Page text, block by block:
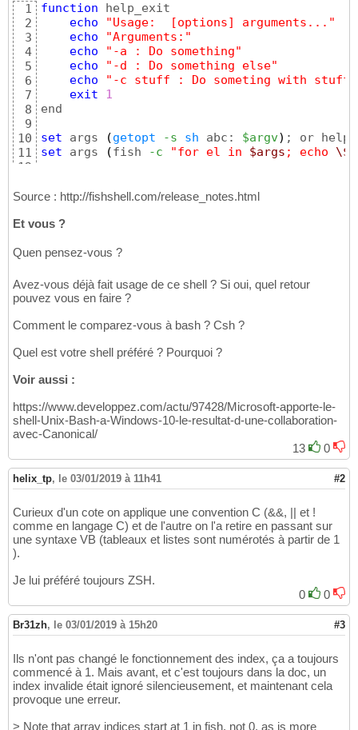
1
2
3
4
5
6
7
8
9
10
11
12
14
16
18
20
21
23
25
27
29
30
31
33
function help_exit
echo
"Usage:  [options] arguments..."
echo
"Arguments:"
echo
"-a : Do something"
echo
"-d : Do something else"
echo
"-c stuff : Do someting with stuff"
exit
1
end
set args (getopt -s sh abc: $argv)
set args (fish -c "for el in $args ; echo \$
while true
case
case "-c"
set
case "--"
    end
if math "$i <" (count $args) > /dev/null
set pargs $args[(math "$i + 1")..-1]
end
echo "positional arguments:" $pargs
Source : http://fishshell.com/release_notes.html
Et vous ?
Quen pensez-vous ?
Avez-vous déjà fait usage de ce shell ? Si oui, quel retour
pouvez vous en faire ?
Comment le comparez-vous à bash ? Csh ?
Quel est votre shell préféré ? Pourquoi ?
Voir aussi :
https://www.developpez.com/actu/97428/Microsoft-apporte-le-
shell-Unix-Bash-a-Windows-10-le-resultat-d-une-collaboration-
avec-Canonical/
13
0
helix_tp, le 03/01/2019 à 11h41 #2
Curieux d'un cote on applique une convention C (&&, || et !
comme en langage C) et de l'autre on l'a retire en passant sur
une syntaxe VB (tableaux et listes sont numérotés à partir de 1
).
Je lui préféré toujours ZSH.
0
0
Br31zh, le 03/01/2019 à 15h20 #3
Ils n'ont pas changé le fonctionnement des index, ça a toujours
commencé à 1. Mais avant, et c'est toujours dans la doc, un
index invalide était ignoré silencieusement, et maintenant cela
provoque une erreur.
> Note that array indices start at 1 in fish, not 0, as is more